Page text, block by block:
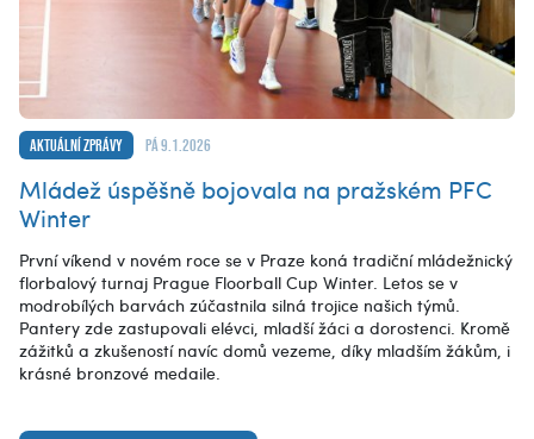
Aktuální zprávy pá 9.1.2026
Mládež úspěšně bojovala na pražském PFC
Winter
První víkend v novém roce se v Praze koná tradiční mládežnický
florbalový turnaj Prague Floorball Cup Winter. Letos se v
modrobílých barvách zúčastnila silná trojice našich týmů.
Pantery zde zastupovali elévci, mladší žáci a dorostenci. Kromě
zážitků a zkušeností navíc domů vezeme, díky mladším žákům, i
krásné bronzové medaile.